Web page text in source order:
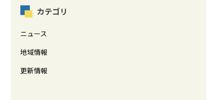
カテゴリ
ニュース
地域情報
更新情報